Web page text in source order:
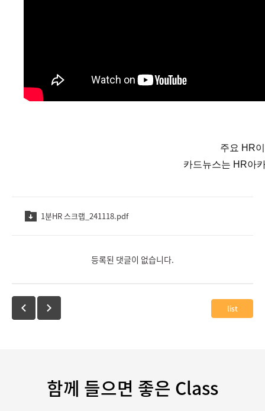
주요 HR
카드뉴스는 HR아
1분HR 스크랩_241118.pdf
등록된 댓글이 없습니다.
list
함께 들으면 좋은 Class